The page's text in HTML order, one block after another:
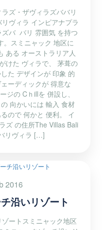
ズ・ザヴィラズババリ
ヴィラ インピアナプラ
バ バリ 雰囲気 を持つ
。スミニャック 地区に
ある オーストラリア人
けた ヴィラで、 茅葺の
た デザインが 印象 的
ーディックが 得意な
ジの Cｈillを 併設し、
向かいには 輸入 食材
ので 何かと 便利。 イ
ズ の住所The Villas Bali
リヴィラ […]
2016
沿いリゾート
ートスミニャック地区